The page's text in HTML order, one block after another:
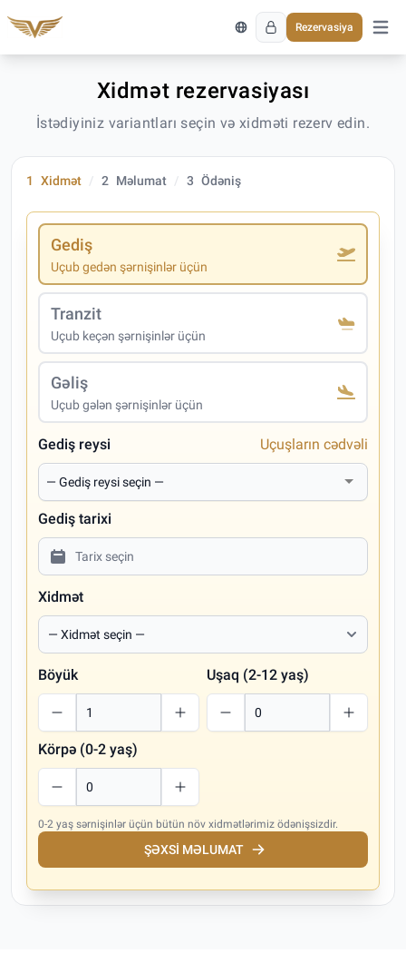
Rezervasiya
Əsas
Xidmət rezervasiyası
İstədiyiniz variantları seçin və xidməti rezerv edin.
1 Xidmət 2 Məlumat 3 Ödəniş
Gediş
Uçub gedən şərnişinlər üçün
Tranzit
Uçub keçən şərnişinlər üçün
Gəliş
Uçub gələn şərnişinlər üçün
Gediş reysi Uçuşların cədvəli
Gediş tarixi
Xidmət
Böyük Uşaq (2-12 yaş)
Körpə (0-2 yaş)
0-2 yaş sərnişinlər üçün bütün növ xidmətlərimiz ödənişsizdir.
ŞƏXSI MƏLUMAT